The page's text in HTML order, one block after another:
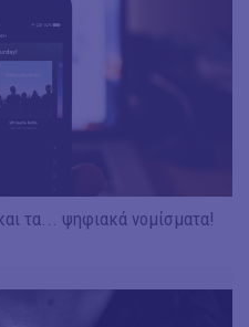
τα... ψηφιακά νομίσματα!